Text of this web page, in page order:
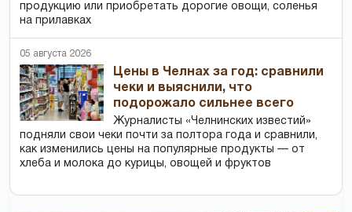
продукцию или приобретать дорогие овощи, соленья
на прилавках
05 августа 2026
Цены в Челнах за год: сравнили
чеки и выяснили, что
подорожало сильнее всего
Журналисты «Челнинских известий»
подняли свои чеки почти за полтора года и сравнили,
как изменились цены на популярные продукты — от
хлеба и молока до курицы, овощей и фруктов